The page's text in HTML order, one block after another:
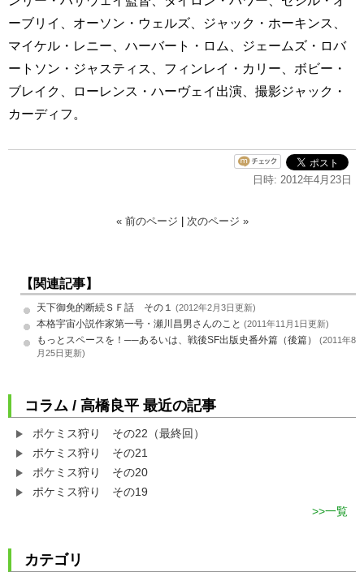
ーブリイ、オーソン・ウェルズ、ジャック・ホーキンス、
マイケル・レニー、ハーバート・ロム、ジェームズ・ロバ
ートソン・ジャスティス、フィンレイ・カリー、ボビー・
ブレイク、ローレンス・ハーヴェイ出演、撮影ジャック・
カーディフ。
日時: 2012年4月23日
« 前のページ | 次のページ »
【関連記事】
天下御免的断続ＳＦ話 その１ (2012年2月3日更新)
本格宇宙小説作家第一号・瀬川昌男さんのこと (2011年11月1日更新)
もっとスペースを！──あるいは、戦後SF出版史番外篇（後篇）
(2011年8
月25日更新)
コラム / 高橋良平 最近の記事
ポケミス狩り その22（最終回）
ポケミス狩り その21
ポケミス狩り その20
ポケミス狩り その19
一覧
カテゴリ